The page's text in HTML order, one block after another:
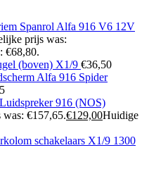
Spanrol Alfa 916 V6 12V
prijs was:
€68,80.
(boven) X1/9 €36,50
Alfa 916 Spider
916 (NOS)
€157,65.€129,00Huidige
schakelaars X1/9 1300